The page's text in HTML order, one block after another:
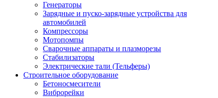
Генераторы
Зарядные и пуско-зарядные устройства для
автомобилей
Компрессоры
Мотопомпы
Сварочные аппараты и плазморезы
Стабилизаторы
Электрические тали (Тельферы)
Строительное оборудование
Бетоносмесители
Виброрейки